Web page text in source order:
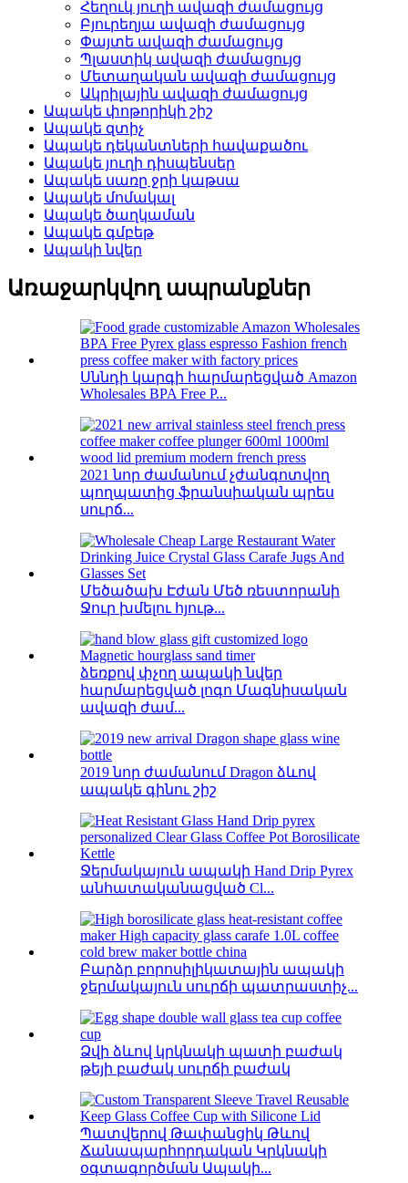
Հեղուկ յուղի ավազի ժամացույց
Բյուրեղյա ավազի ժամացույց
Փայտե ավազի ժամացույց
Պլաստիկ ավազի ժամացույց
Մետաղական ավազի ժամացույց
Ակրիլային ավազի ժամացույց
Ապակե փոթորիկի շիշ
Ապակե զտիչ
Ապակե դեկանտների հավաքածու
Ապակե յուղի դիսպենսեր
Ապակե սառը ջրի կաթսա
Ապակե մոմակալ
Ապակե ծաղկաման
Ապակե գմբեթ
Ապակի նվեր
Առաջարկվող ապրանքներ
Սննդի կարգի հարմարեցված Amazon
Wholesales BPA Free P...
2021 նոր ժամանում չժանգոտվող
պողպատից ֆրանսիական պրես
սուրճ...
Մեծածախ Էժան Մեծ ռեստորանի
Ջուր խմելու հյութ...
ձեռքով փչող ապակի նվեր
հարմարեցված լոգո Մագնիսական
ավազի ժամ...
2019 նոր ժամանում Dragon ձևով
ապակե գինու շիշ
Ջերմակայուն ապակի Hand Drip Pyrex
անհատականացված Cl...
Բարձր բորոսիլիկատային ապակի
ջերմակայուն սուրճի պատրաստիչ...
Ձվի ձևով կրկնակի պատի բաժակ
թեյի բաժակ սուրճի բաժակ
Պատվերով Թափանցիկ Թևով
Ճանապարհորդական Կրկնակի
օգտագործման Ապակի...